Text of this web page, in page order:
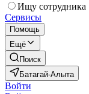
Ищу сотрудника
Сервисы
Помощь
Ещё
Поиск
Батагай-Алыта
Войти